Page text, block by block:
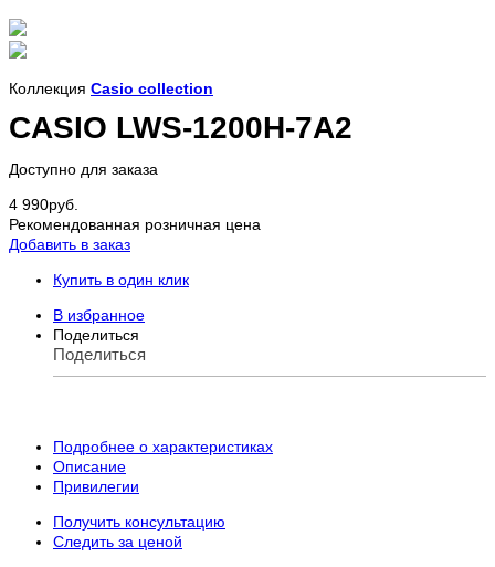
Коллекция Casio collection
CASIO LWS-1200H-7A2
Доступно для заказа
4 990руб.
Рекомендованная розничная цена
Добавить в заказ
Купить в один клик
В избранное
Поделиться
Поделиться
Подробнее о характеристиках
Описание
Привилегии
Получить консультацию
Следить за ценой